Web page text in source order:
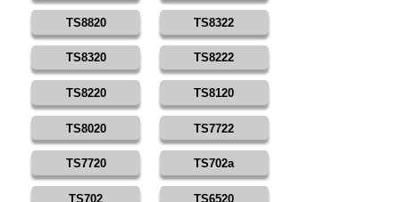
TS8820 TS8322
TS8320 TS8222
TS8220 TS8120
TS8020 TS7722
TS7720 TS702a
TS702 TS6520